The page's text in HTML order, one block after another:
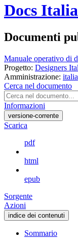
Docs Italia
Documenti
Manuale operativo di
Progetto: Designers
Amministrazione: italia
Cerca nel documento
Informazioni
versione-corrente
Scarica
pdf
html
epub
Sorgente
Azioni
indice dei contenuti
Sommario